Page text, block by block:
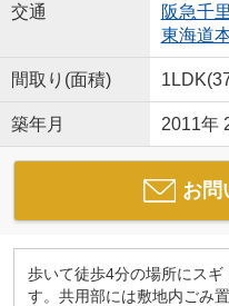
交通
阪急千
東海道
間取り(面積)
築年月 2011年
お問
歩いて徒歩4分の場所にス
す。共用部には敷地内ごみ